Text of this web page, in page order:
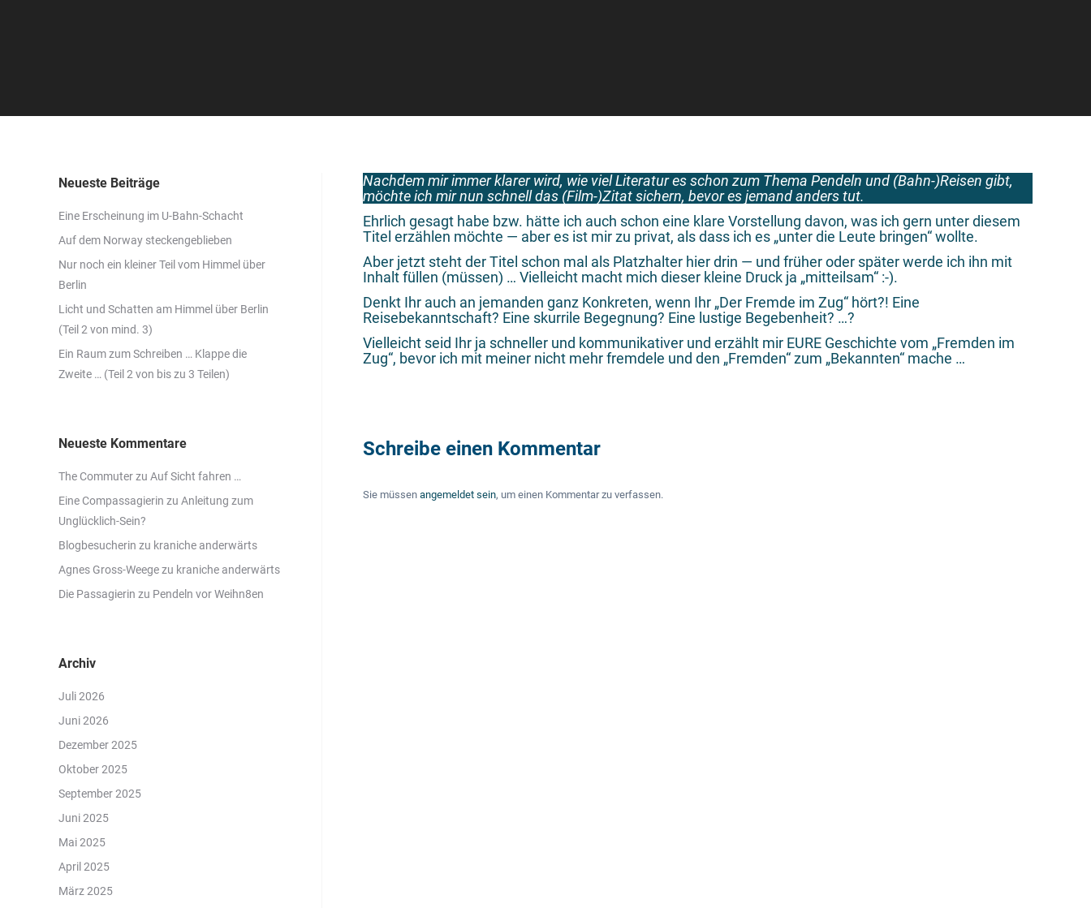
Nachdem mir immer klarer wird, wie viel Literatur es schon zum Thema Pendeln und (Bahn-)Reisen gibt,
möchte ich mir nun schnell das (Film-)Zitat sichern, bevor es jemand anders tut.
Ehrlich gesagt habe bzw. hätte ich auch schon eine klare Vorstellung davon, was ich gern unter diesem
Titel erzählen möchte — aber es ist mir zu privat, als dass ich es „unter die Leute bringen“ wollte.
Aber jetzt steht der Titel schon mal als Platzhalter hier drin — und früher oder später werde ich ihn mit
Inhalt füllen (müssen) … Vielleicht macht mich dieser kleine Druck ja „mitteilsam“ :-).
Denkt Ihr auch an jemanden ganz Konkreten, wenn Ihr „Der Fremde im Zug“ hört?! Eine
Reisebekanntschaft? Eine skurrile Begegnung? Eine lustige Begebenheit? …?
Vielleicht seid Ihr ja schneller und kommunikativer und erzählt mir EURE Geschichte vom „Fremden im
Zug“, bevor ich mit meiner nicht mehr fremdele und den „Fremden“ zum „Bekannten“ mache …
Schreibe einen Kommentar
Sie müssen angemeldet sein, um einen Kommentar zu verfassen.
Neueste Beiträge
Eine Erscheinung im U-Bahn-Schacht
Auf dem Norway steckengeblieben
Nur noch ein kleiner Teil vom Himmel über
Berlin
Licht und Schatten am Himmel über Berlin
(Teil 2 von mind. 3)
Ein Raum zum Schreiben … Klappe die
Zweite … (Teil 2 von bis zu 3 Teilen)
Neueste Kommentare
The Commuterzu Auf Sicht fahren …
Eine Compassagierin zu Anleitung zum
Unglücklich-Sein?
Blogbesucherin zu kraniche anderwärts
Agnes Gross-Weegezu kraniche anderwärts
Die Passagierin zu Pendeln vor Weihn8en
Archiv
Juli 2026
Juni 2026
Dezember 2025
Oktober 2025
September 2025
Juni 2025
Mai 2025
April 2025
März 2025